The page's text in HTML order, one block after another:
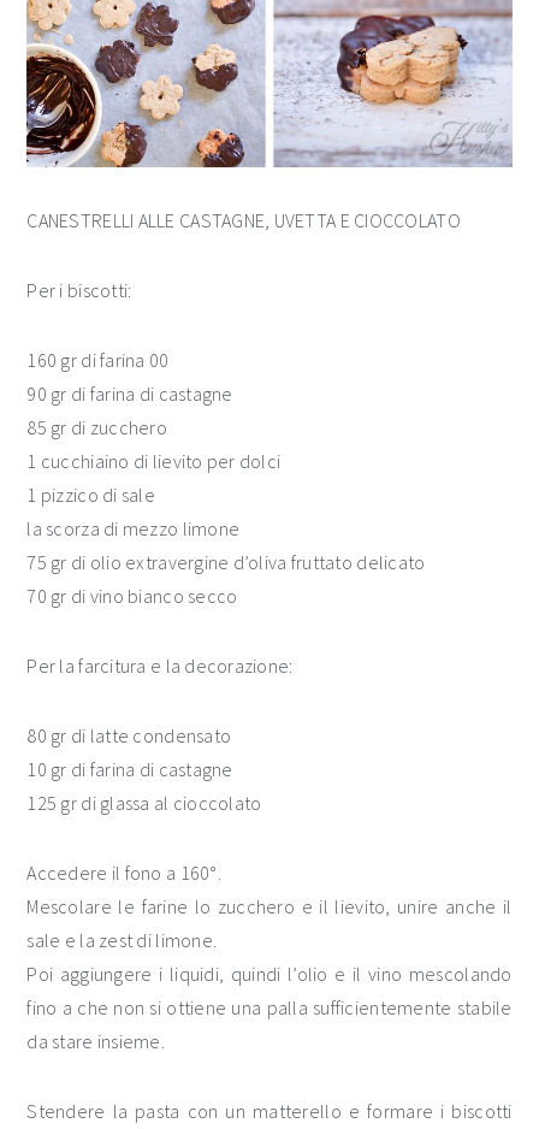
CANESTRELLI ALLE CASTAGNE, UVETTA E CIOCCOLATO
Per i biscotti:
160 gr di farina 00
90 gr di farina di castagne
85 gr di zucchero
1 cucchiaino di lievito per dolci
1 pizzico di sale
la scorza di mezzo limone
75 gr di olio extravergine d’oliva fruttato delicato
70 gr di vino bianco secco
Per la farcitura e la decorazione:
80 gr di latte condensato
10 gr di farina di castagne
125 gr di glassa al cioccolato
Accedere il fono a 160°.
Mescolare le farine lo zucchero e il lievito, unire anche il
sale e la zest di limone.
Poi aggiungere i liquidi, quindi l’olio e il vino mescolando
fino a che non si ottiene una palla sufficientemente stabile
da stare insieme.
Stendere la pasta con un matterello e formare i biscotti